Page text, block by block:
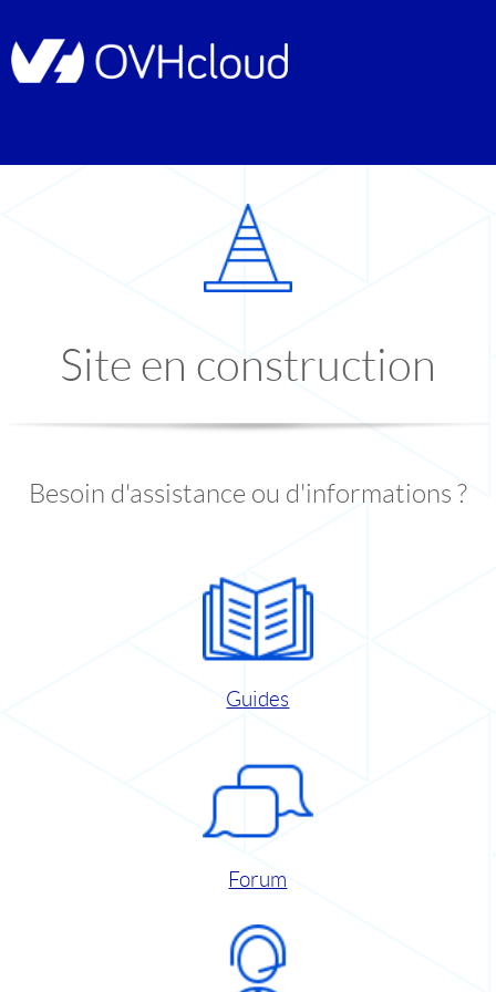
Site en construction
Besoin d'assistance ou d'informations ?
Guides
Forum